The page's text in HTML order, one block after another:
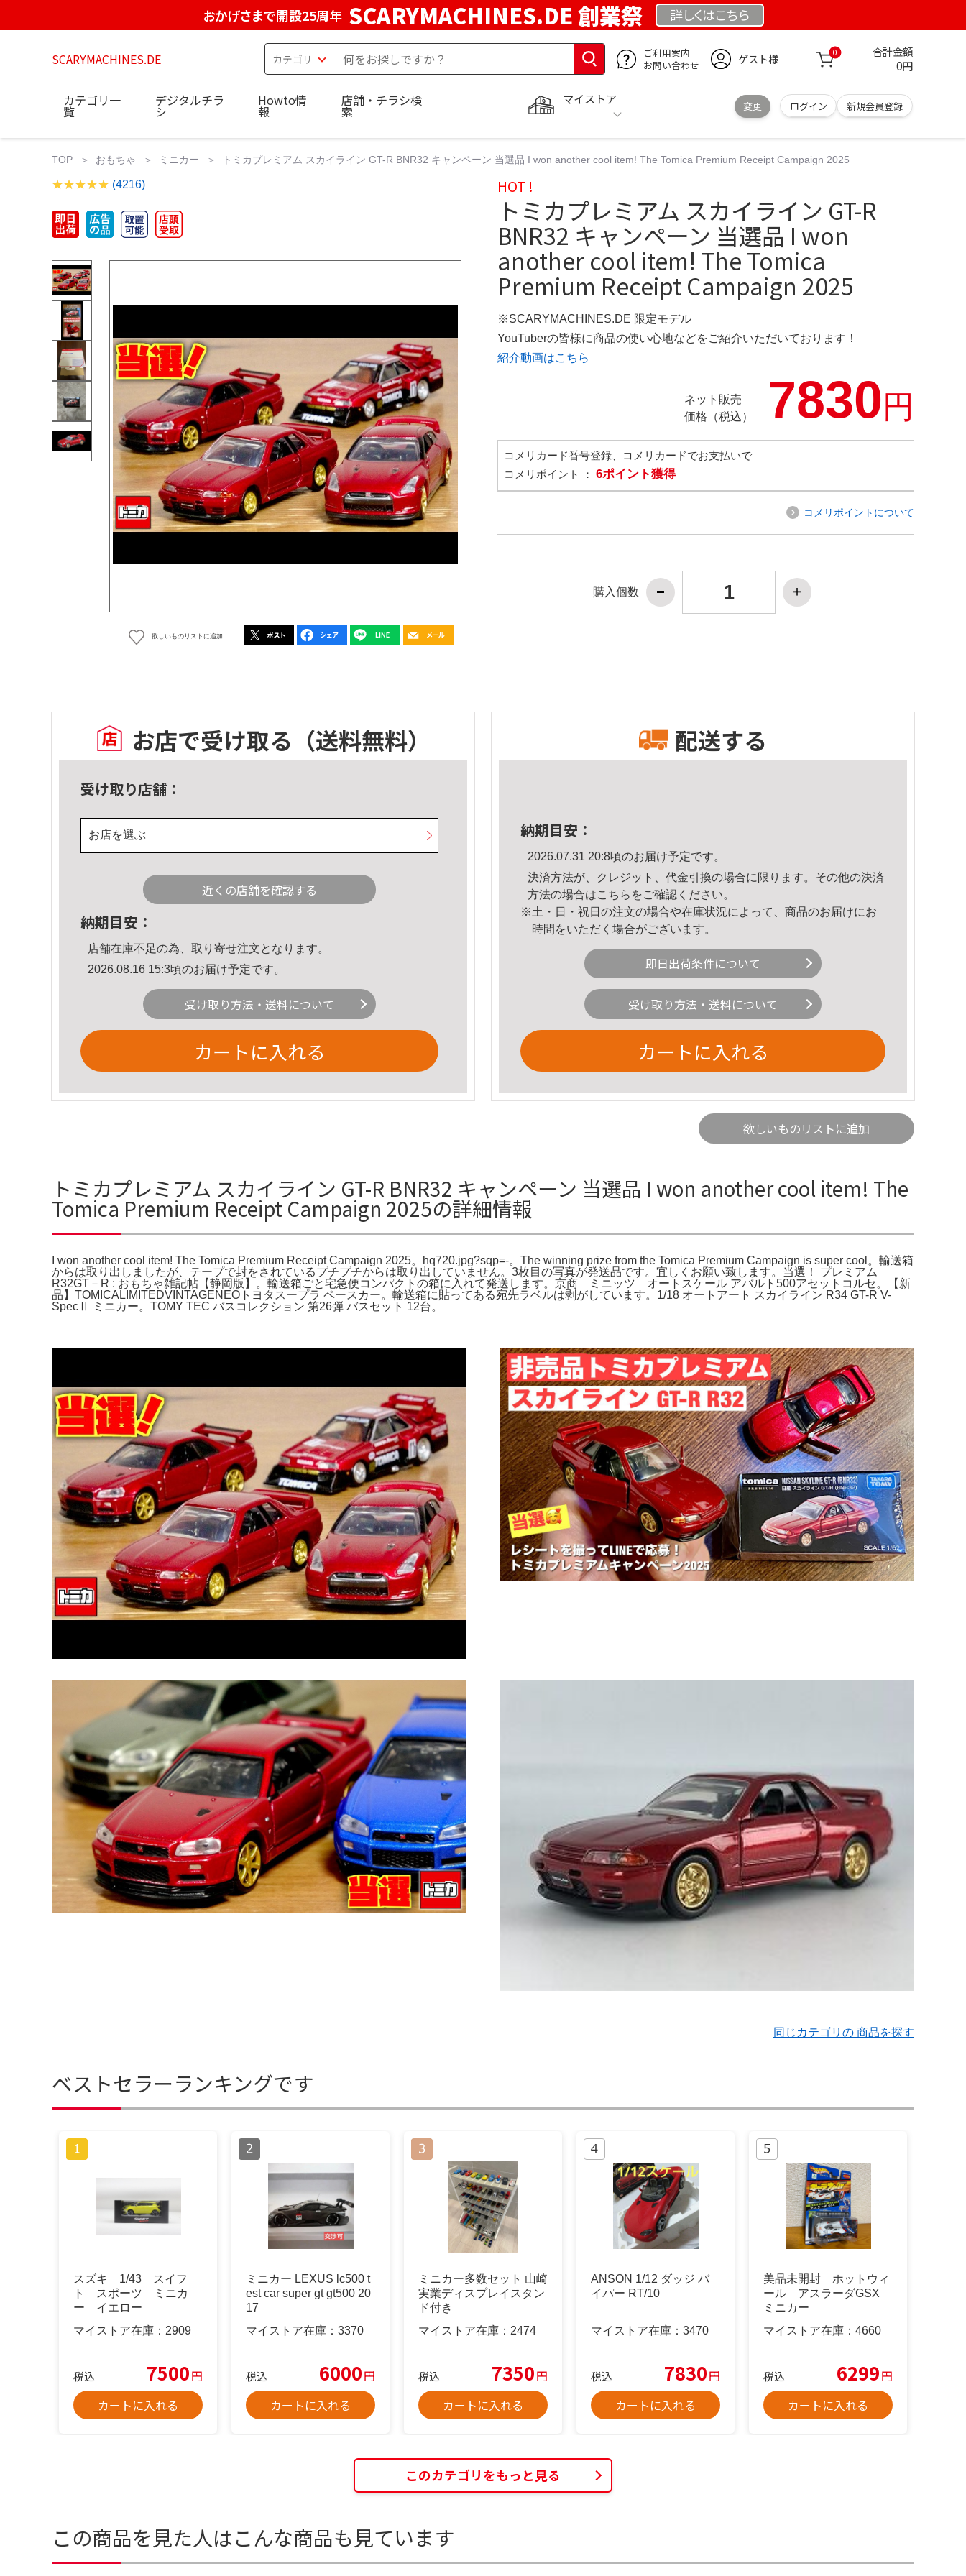
おかげさまで開設25周年 SCARYMACHINES.DE 創業祭 詳しくはこちら
SCARYMACHINES.DE
ご利用案内
お問い合わせ
ゲスト様 0 合計金額
0円
マイストア
変更 ログイン 新規会員登録
カテゴリ一
覧
デジタルチラ
シ
Howto情
報
店舗・チラシ検
索
TOP おもちゃ ミニカー トミカプレミアム スカイライン GT-R BNR32 キャンペーン 当選品 I won another cool item! The Tomica Premium Receipt Campaign 2025
(4216)
欲しいものリストに追加
HOT !
トミカプレミアム スカイライン GT-R
BNR32 キャンペーン 当選品 I won
another cool item! The Tomica
Premium Receipt Campaign 2025
※SCARYMACHINES.DE 限定モデル
YouTuberの皆様に商品の使い心地などをご紹介いただいております！
紹介動画はこちら
ネット販売
価格（税込）
7830円
コメリカード番号登録、コメリカードでお支払いで
コメリポイント ： 6ポイント獲得
コメリポイントについて
購入個数
お店で受け取る （送料無料）
受け取り店舗：
お店を選ぶ
近くの店舗を確認する
納期目安：
店舗在庫不足の為、取り寄せ注文となります。
2026.08.16 15:3頃のお届け予定です。
受け取り方法・送料について
カートに入れる
配送する
納期目安：
2026.07.31 20:8頃のお届け予定です。
決済方法が、クレジット、代金引換の場合に限ります。その他の決済
方法の場合はこちら をご確認ください。
※土・日・祝日の注文の場合や在庫状況によって、商品のお届けにお
時間をいただく場合がございます。
即日出荷条件について
受け取り方法・送料について
カートに入れる
欲しいものリストに追加
トミカプレミアム スカイライン GT-R BNR32 キャンペーン 当選品 I won another cool item! The
Tomica Premium Receipt Campaign 2025の詳細情報
I won another cool item! The Tomica Premium Receipt Campaign 2025。hq720.jpg?sqp=-。The winning prize from the Tomica Premium Campaign is super cool。輸送箱
からは取り出しましたが、テープで封をされているプチプチからは取り出していません。3枚目の写真が発送品です。宜しくお願い致します。当選！ プレミアム
R32GT－R : おもちゃ雑記帖【静岡版】。輸送箱ごと宅急便コンパクトの箱に入れて発送します。京商 ミニッツ オートスケール アバルト500アセットコルセ。【新
品】TOMICALIMITEDVINTAGENEOトヨタスープラ ペースカー。輸送箱に貼ってある宛先ラベルは剥がしています。1/18 オートアート スカイライン R34 GT-R V-
SpecⅡ ミニカー。TOMY TEC バスコレクション 第26弾 バスセット 12台。
同じカテゴリの 商品を探す
ベストセラーランキングです
スズキ 1/43 スイフ
ト スポーツ ミニカ
ー イエロー
マイストア在庫： 2909
税込 7500円
カートに入れる
ミニカー LEXUS lc500 t
est car super gt gt500 20
17
マイストア在庫： 3370
税込 6000円
カートに入れる
ミニカー多数セット 山崎
実業ディスプレイスタン
ド付き
マイストア在庫： 2474
税込 7350円
カートに入れる
ANSON 1/12 ダッジ バ
イパー RT/10
マイストア在庫： 3470
税込 7830円
カートに入れる
美品未開封 ホットウィ
ール アスラーダGSX
ミニカー
マイストア在庫： 4660
税込 6299円
カートに入れる
このカテゴリをもっと見る
この商品を見た人はこんな商品も見ています